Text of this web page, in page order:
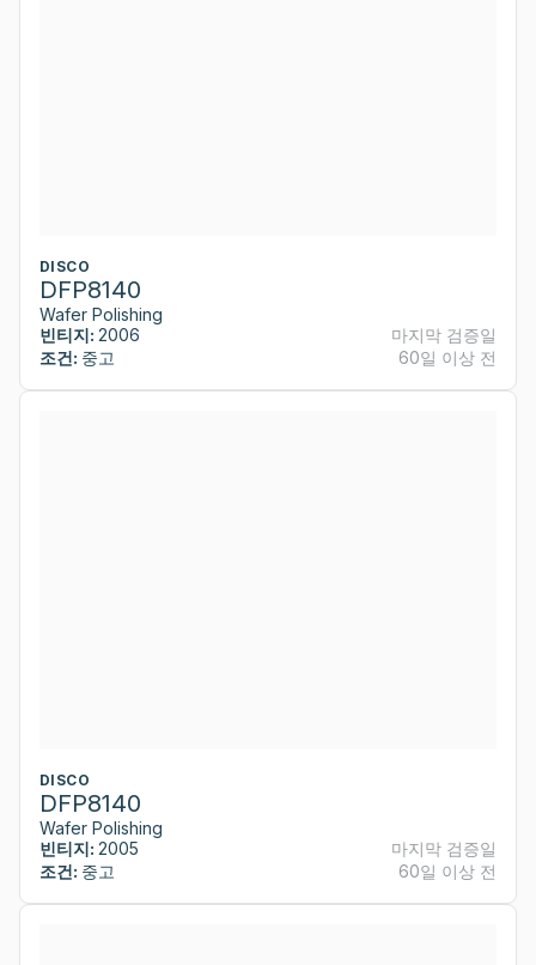
DISCO
DFP8140
Wafer Polishing
빈티지: 2006
조건: 중고
마지막 검증일
60일 이상 전
DISCO
DFP8140
Wafer Polishing
빈티지: 2005
조건: 중고
마지막 검증일
60일 이상 전